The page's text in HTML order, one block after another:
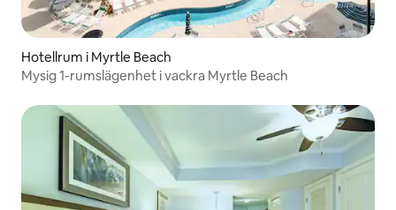
Hotellrum i Myrtle Beach
Mysig 1-rumslägenhet i vackra Myrtle Beach